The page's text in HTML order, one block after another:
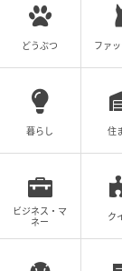
複雑な思いを
と待つさちこ
うか。
(神谷もち)
どうぶつ ファ
暮らし 住
ビジネス・マ
ネー
ク